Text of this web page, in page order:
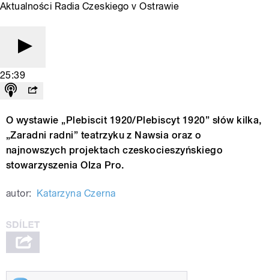
Aktualności Radia Czeskiego v Ostrawie
25:39
O wystawie „Plebiscit 1920/Plebiscyt 1920” słów kilka,
„Zaradni radni” teatrzyku z Nawsia oraz o
najnowszych projektach czeskocieszyńskiego
stowarzyszenia Olza Pro.
autor: Katarzyna Czerna